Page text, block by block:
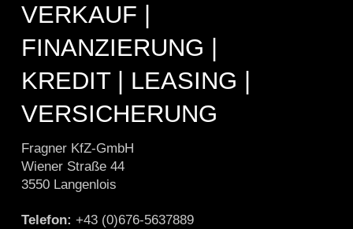
VERKAUF |
FINANZIERUNG |
KREDIT | LEASING |
VERSICHERUNG
Fragner KfZ-GmbH
Wiener Straße 44
3550 Langenlois
Telefon: +43 (0)676-5637889